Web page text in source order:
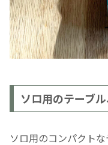
ソロ用のテーブ
ソロ用のコンパクト